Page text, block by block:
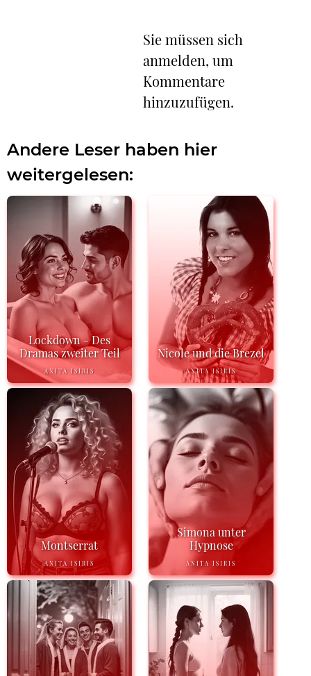
Sie müssen sich
anmelden, um
Kommentare
hinzuzufügen.
Andere Leser haben hier
weitergelesen:
Lockdown - Des
Dramas zweiter Teil
ANITA ISIRIS
Nicole und die Brezel
ANITA ISIRIS
Montserrat
ANITA ISIRIS
Simona unter
Hypnose
ANITA ISIRIS